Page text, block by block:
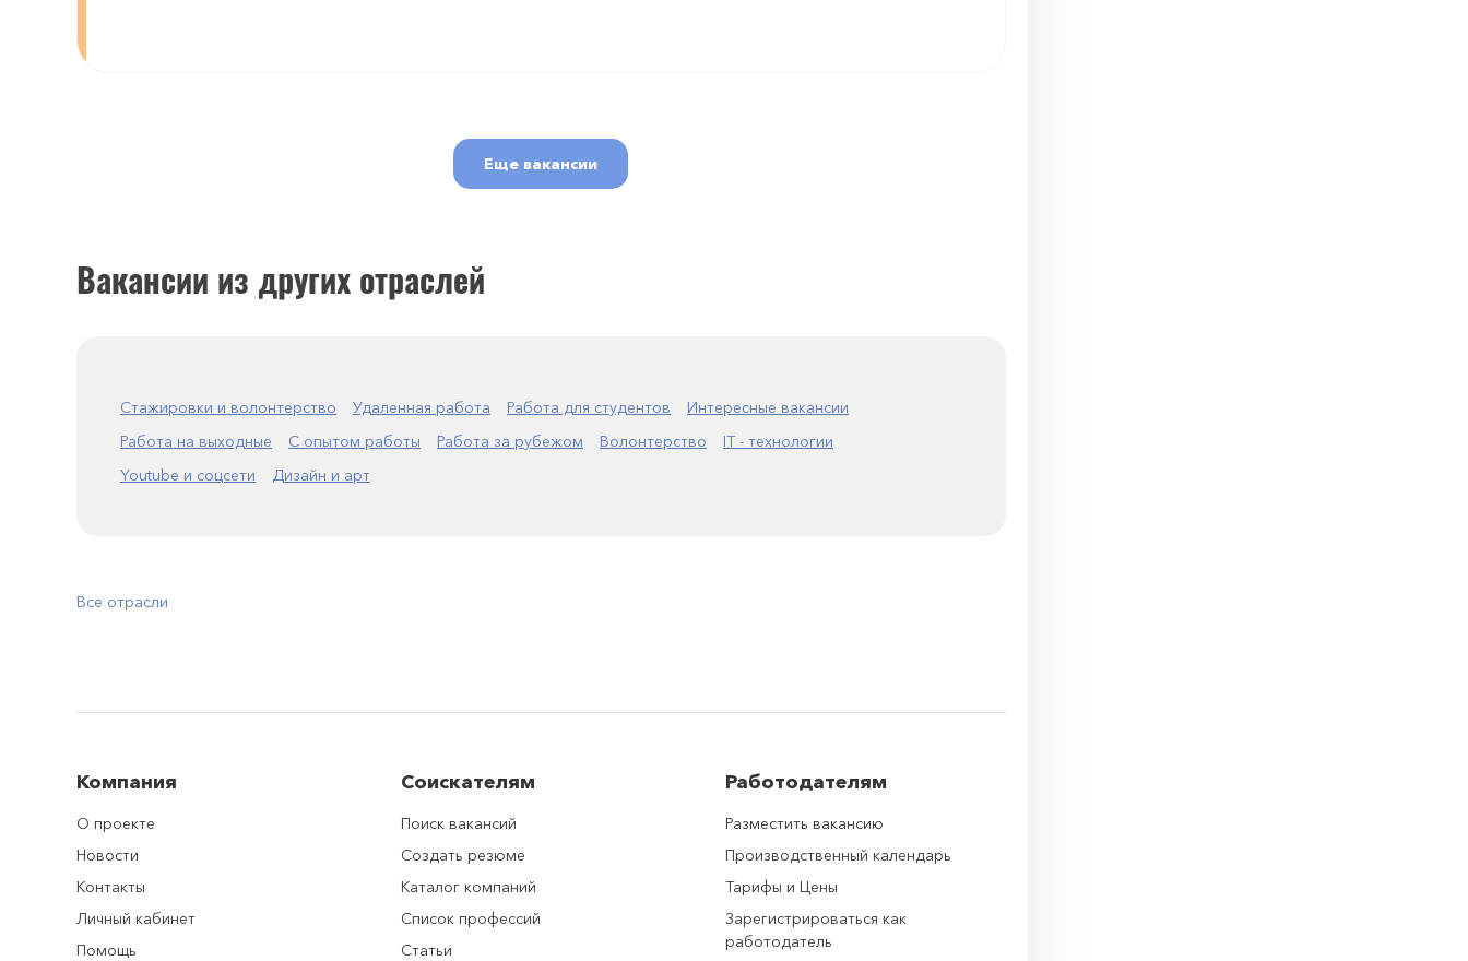
Еще вакансии
Вакансии из других отраслей
Стажировки и волонтерство Удаленная работа Работа для студентов
Интересные вакансии
Работа на выходные
С опытом работы Работа за рубежом Волонтерство
IT - технологии
Youtube и соцсети
Дизайн и арт
Все отрасли
Компания
О проекте
Новости
Контакты
Личный кабинет
Помощь
Соискателям
Поиск вакансий
Создать резюме
Каталог компаний
Список профессий
Статьи
Работодателям
Разместить вакансию
Производственный календарь
Тарифы и Цены
Зарегистрироваться как
работодатель